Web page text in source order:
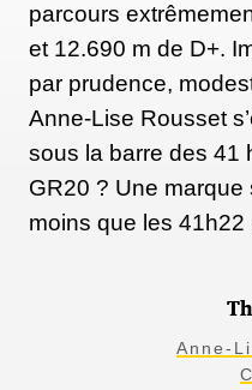
parcours
et 12.690 m de D+.
par prudence,
Anne-Lise Rousset
sous la barre des 41
GR20 ? Une
moins que les
Anne-